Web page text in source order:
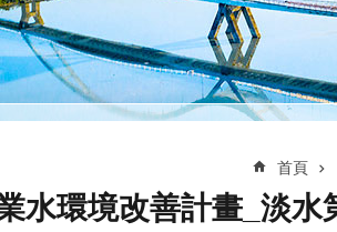
首頁
水環境改善計畫_淡水